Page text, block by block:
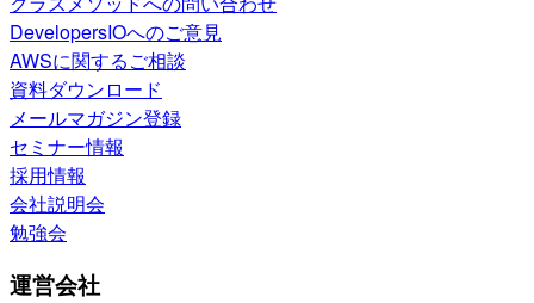
DevelopersIOへのご意見
AWSに関するご相談
資料ダウンロード
メールマガジン登録
セミナー情報
採用情報
会社説明会
勉強会
運営会社